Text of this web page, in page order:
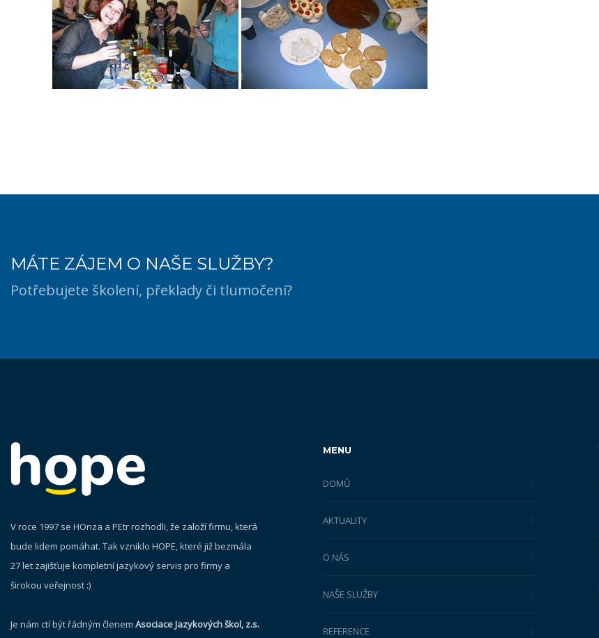
MÁTE ZÁJEM O NAŠE SLUŽBY?
Potřebujete školení, překlady či tlumočení?
V roce 1997 se HOnza a PEtr rozhodli, že založí firmu, která
bude lidem pomáhat. Tak vzniklo HOPE, které již bezmála
27 let zajišťuje kompletní jazykový servis pro firmy a
širokou veřejnost :)
Je nám ctí být řádným členem Asociace Jazykových škol, z.s.
MENU
DOMŮ
AKTUALITY
O NÁS
NAŠE SLUŽBY
REFERENCE